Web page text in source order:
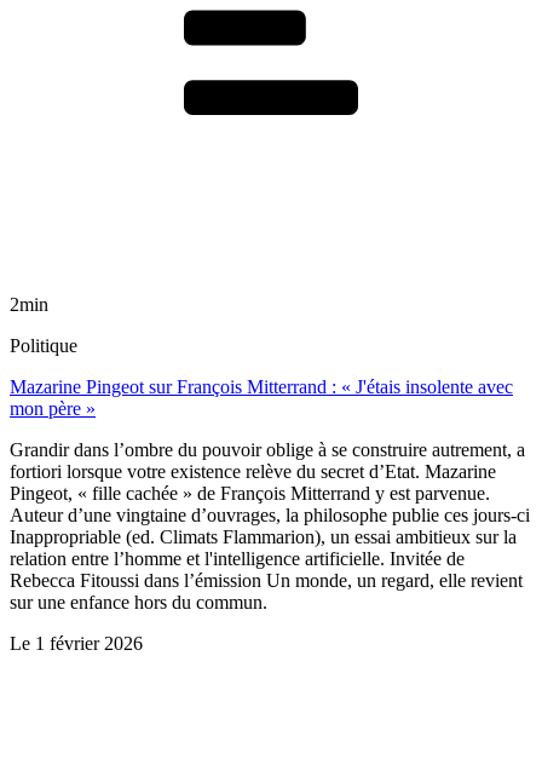
2min
Politique
Mazarine Pingeot sur François Mitterrand : « J'étais insolente avec
mon père »
Grandir dans l’ombre du pouvoir oblige à se construire autrement, a
fortiori lorsque votre existence relève du secret d’Etat. Mazarine
Pingeot, « fille cachée » de François Mitterrand y est parvenue.
Auteur d’une vingtaine d’ouvrages, la philosophe publie ces jours-ci
Inappropriable (ed. Climats Flammarion), un essai ambitieux sur la
relation entre l’homme et l'intelligence artificielle. Invitée de
Rebecca Fitoussi dans l’émission Un monde, un regard, elle revient
sur une enfance hors du commun.
Le 1 février 2026